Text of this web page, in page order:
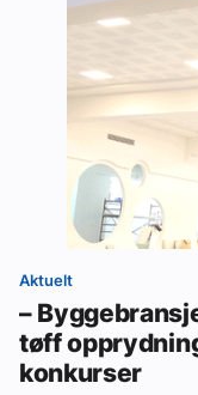
Aktuelt
–
tøff
konkurser